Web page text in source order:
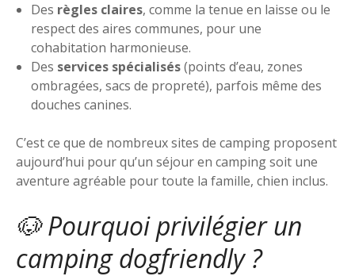
Des règles claires, comme la tenue en laisse ou le
respect des aires communes, pour une
cohabitation harmonieuse.
Des services spécialisés(points d’eau, zones
ombragées, sacs de propreté), parfois même des
douches canines.
C’est ce que de nombreux sites de camping proposent
aujourd’hui pour qu’un séjour en camping soit une
aventure agréable pour toute la famille, chien inclus.
🐶 Pourquoi privilégier un
camping dogfriendly ?